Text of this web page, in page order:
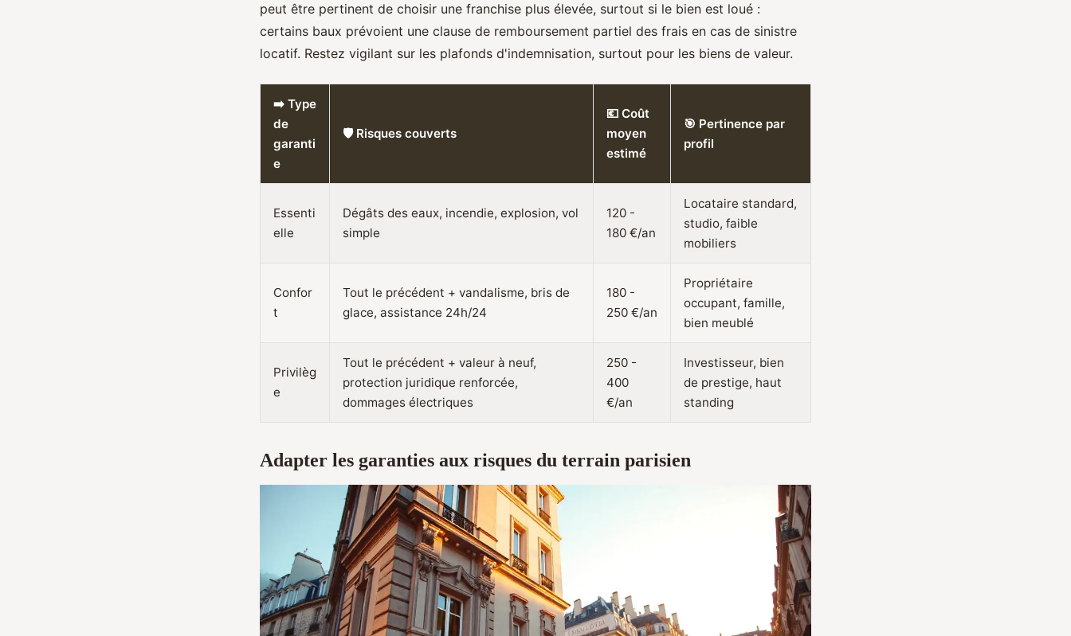
peut être pertinent de choisir une franchise plus élevée, surtout si le bien est loué :
certains baux prévoient une clause de remboursement partiel des frais en cas de sinistre
locatif. Restez vigilant sur les plafonds d'indemnisation, surtout pour les biens de valeur.
➡️ Type
de
garanti
e
🛡️ Risques couverts
💶 Coût
moyen
estimé
🎯 Pertinence par
profil
Essenti
elle
Dégâts des eaux, incendie, explosion, vol
simple
120 -
180 €/an
Locataire standard,
studio, faible
mobiliers
Confor
t
Tout le précédent + vandalisme, bris de
glace, assistance 24h/24
180 -
250 €/an
Propriétaire
occupant, famille,
bien meublé
Privilèg
e
Tout le précédent + valeur à neuf,
protection juridique renforcée,
dommages électriques
250 -
400
€/an
Investisseur, bien
de prestige, haut
standing
Adapter les garanties aux risques du terrain parisien